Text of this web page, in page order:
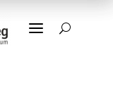
a U